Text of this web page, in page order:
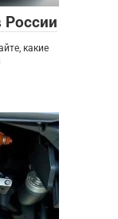
какие